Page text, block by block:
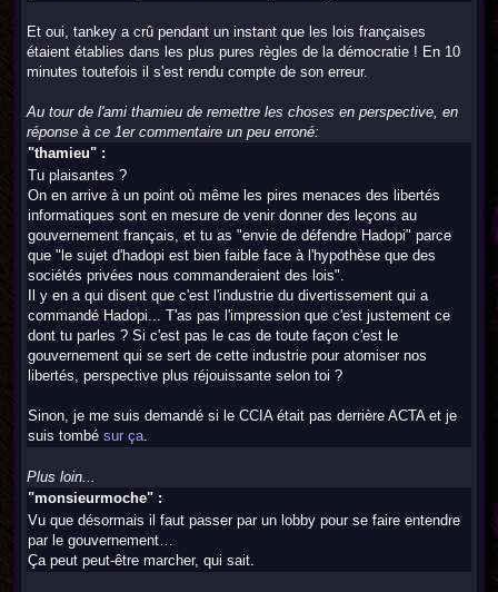
Et oui, tankey a crû pendant un instant que les lois françaises
étaient établies dans les plus pures règles de la démocratie ! En 10
minutes toutefois il s'est rendu compte de son erreur.
Au tour de l'ami thamieu de remettre les choses en perspective, en
réponse à ce 1er commentaire un peu erroné:
"thamieu" :
Tu plaisantes ?
On en arrive à un point où même les pires menaces des libertés
informatiques sont en mesure de venir donner des leçons au
gouvernement français, et tu as "envie de défendre Hadopi" parce
que "le sujet d'hadopi est bien faible face à l'hypothèse que des
sociétés privées nous commanderaient des lois".
Il y en a qui disent que c'est l'industrie du divertissement qui a
commandé Hadopi... T'as pas l'impression que c'est justement ce
dont tu parles ? Si c'est pas le cas de toute façon c'est le
gouvernement qui se sert de cette industrie pour atomiser nos
libertés, perspective plus réjouissante selon toi ?
Sinon, je me suis demandé si le CCIA était pas derrière ACTA et je
suis tombé sur ça.
Plus loin...
"monsieurmoche" :
Vu que désormais il faut passer par un lobby pour se faire entendre
par le gouvernement…
Ça peut peut-être marcher, qui sait.